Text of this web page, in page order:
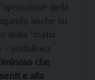
della
anche su
della “mafia
– sottolinea
che
e alla